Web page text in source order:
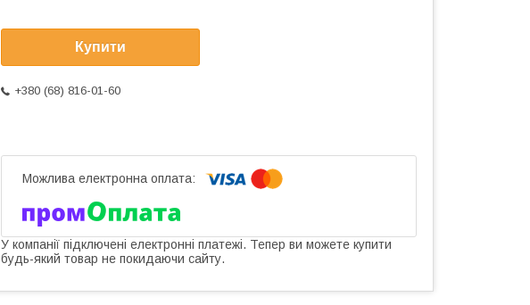
Купити
+380 (68) 816-01-60
У компанії підключені електронні платежі. Тепер ви можете купити
будь-який товар не покидаючи сайту.